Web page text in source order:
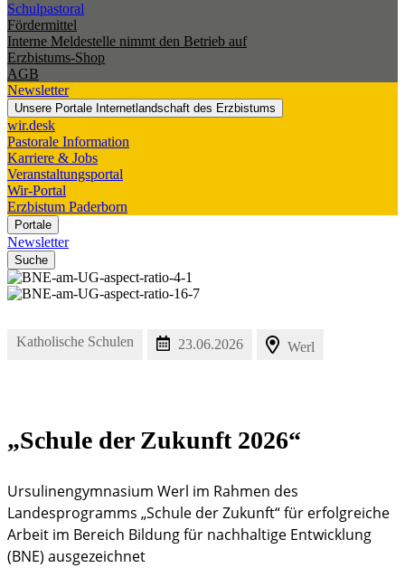
Schulpastoral
Fördermittel
Interne Meldestelle nimmt den Betrieb auf
Erzbistums-Shop
AGB
Newsletter
Unsere Portale Internetlandschaft des Erzbistums
wir.desk
Pastorale Information
Karriere & Jobs
Veranstaltungsportal
Wir-Portal
Erzbistum Paderborn
Portale
Newsletter
Suche
Katholische Schulen 23.06.2026 Werl
„Schule der Zukunft 2026“
Ursulinengymnasium Werl im Rahmen des
Landesprogramms „Schule der Zukunft“ für erfolgreiche
Arbeit im Bereich Bildung für nachhaltige Entwicklung
(BNE) ausgezeichnet